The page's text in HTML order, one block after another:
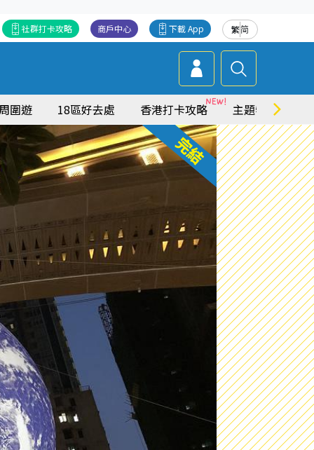
繁简
下載 App
商戶中心
社群打卡攻略
圍遊 18區好去處 香港打卡攻略 主題特集